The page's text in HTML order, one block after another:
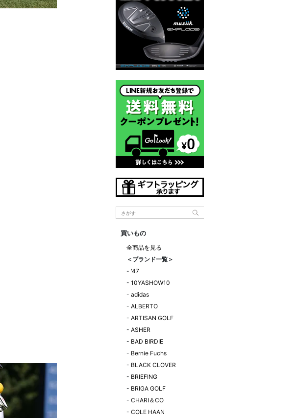
買いもの
全商品を見る
＜ブランド一覧＞
- '47
- 10YASHOW10
- adidas
- ALBERTO
- ARTISAN GOLF
- ASHER
- BAD BIRDIE
- Bernie Fuchs
- BLACK CLOVER
- BRIEFING
- BRIGA GOLF
- CHARI＆CO
- COLE HAAN